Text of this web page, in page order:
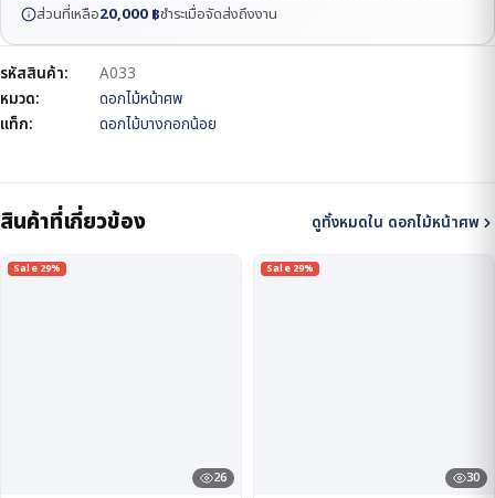
ส่วนที่เหลือ20,000 ฿ชำระเมื่อจัดส่งถึงงาน
รหัสสินค้า:
A033
หมวด:
ดอกไม้หน้าศพ
แท็ก:
ดอกไม้บางกอกน้อย
สินค้าที่เกี่ยวข้อง ดูทั้งหมดใน ดอกไม้หน้าศพ
Sale 29%
26
Sale 29%
30